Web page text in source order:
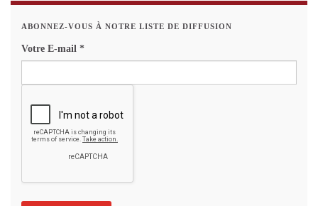
ABONNEZ-VOUS À NOTRE LISTE DE DIFFUSION
Votre E-mail *